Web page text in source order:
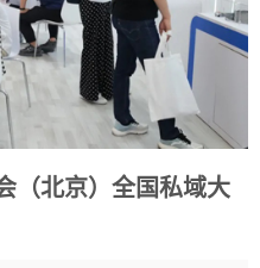
（北京）全国私域大